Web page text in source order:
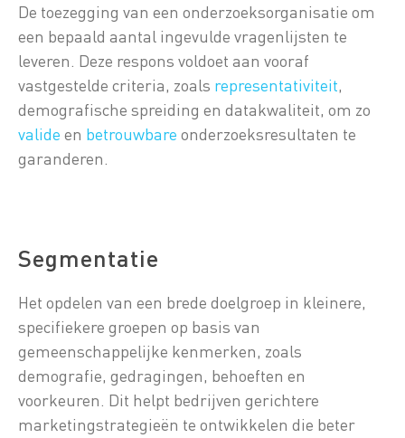
De toezegging van een onderzoeksorganisatie om
een bepaald aantal ingevulde vragenlijsten te
leveren. Deze respons voldoet aan vooraf
vastgestelde criteria, zoals representativiteit,
demografische spreiding en datakwaliteit, om zo
valide en betrouwbare onderzoeksresultaten te
garanderen.
Segmentatie
Het opdelen van een brede doelgroep in kleinere,
specifiekere groepen op basis van
gemeenschappelijke kenmerken, zoals
demografie, gedragingen, behoeften en
voorkeuren. Dit helpt bedrijven gerichtere
marketingstrategieën te ontwikkelen die beter